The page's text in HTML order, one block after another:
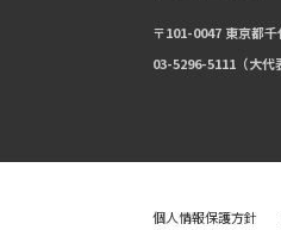
〒101-0047 東京都
03-5296-5111（大代
個人情報保護方針